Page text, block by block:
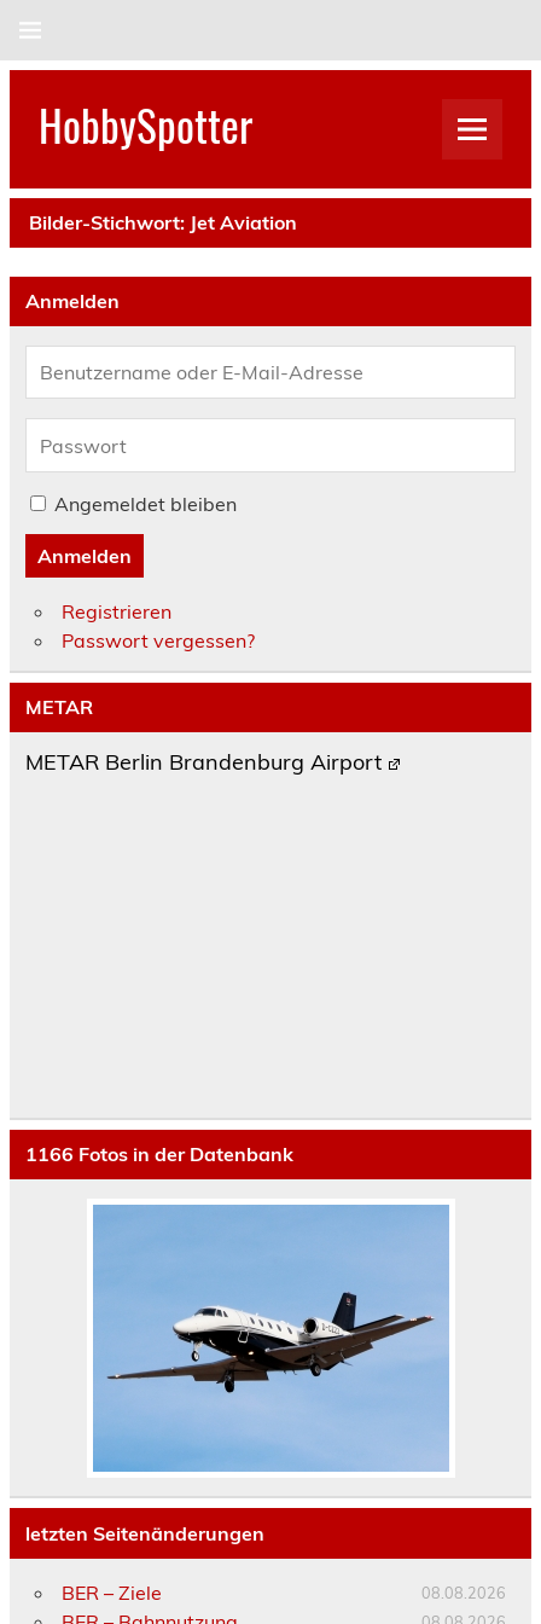
HobbySpotter
Bilder-Stichwort: Jet Aviation
Anmelden
Angemeldet bleiben
Anmelden
Registrieren
Passwort vergessen?
METAR
METAR Berlin Brandenburg Airport
1166 Fotos in der Datenbank
letzten Seitenänderungen
BER – Ziele 08.08.2026